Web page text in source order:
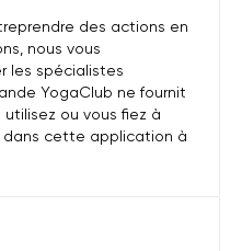
des actions en
nous vous
les spécialistes
YogaClub ne fournit
ou vous fiez à
cette application à